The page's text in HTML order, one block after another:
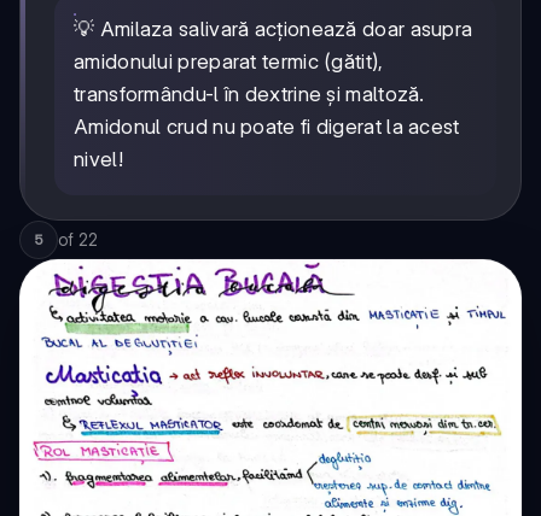
💡 Amilaza salivară acționează doar asupra
amidonului preparat termic (gătit),
transformându-l în dextrine și maltoză.
Amidonul crud nu poate fi digerat la acest
nivel!
5 of 22